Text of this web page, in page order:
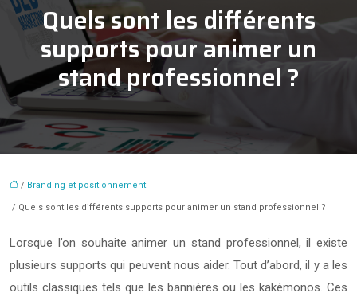
Quels sont les différents
supports pour animer un
stand professionnel ?
/ Branding et positionnement
/ Quels sont les différents supports pour animer un stand professionnel ?
Lorsque l’on souhaite animer un stand professionnel, il existe
plusieurs supports qui peuvent nous aider. Tout d’abord, il y a les
outils classiques tels que les bannières ou les kakémonos. Ces